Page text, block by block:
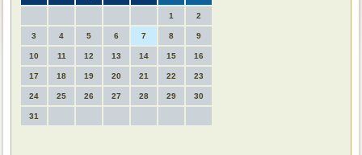
1 2
3 4 5 6 7 8 9
10 11 12 13 14 15 16
17 18 19 20 21 22 23
24 25 26 27 28 29 30
31